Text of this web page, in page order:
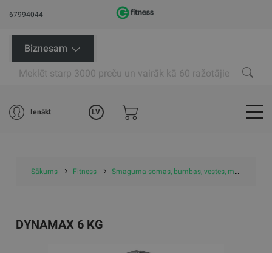
67994044
Biznesam
Ienākt LV
Sākums Fitness Smaguma somas, bumbas, vestes, manžetes
DYNAMAX 6 KG